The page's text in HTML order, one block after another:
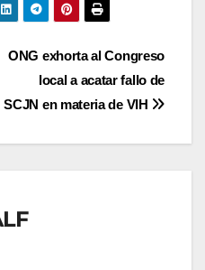
ONG exhorta al Congreso
local a acatar fallo de
SCJN en materia de VIH